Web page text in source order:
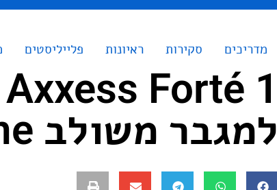
מדריכים סקירות ראיונות פלייליסטים
למגבר משולב All In One